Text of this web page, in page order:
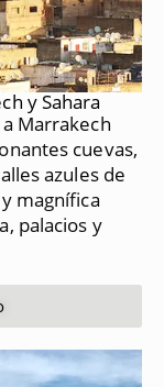
y Sahara
Marrakech
cuevas,
azules de
magnífica
palacios y